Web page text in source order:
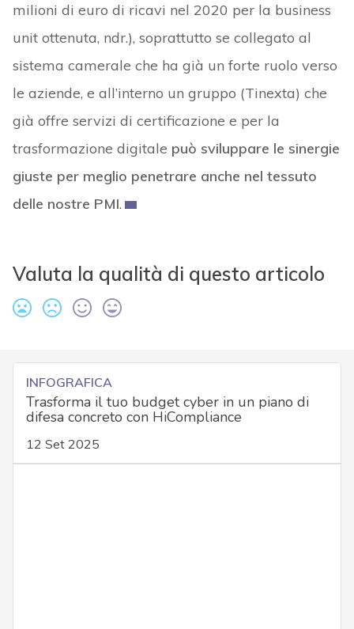
milioni di euro di ricavi nel 2020 per la business
unit ottenuta, ndr.), soprattutto se collegato al
sistema camerale che ha già un forte ruolo verso
le aziende, e all’interno un gruppo (Tinexta) che
già offre servizi di certificazione e per la
trasformazione digitale può sviluppare le sinergie
giuste per meglio penetrare anche nel tessuto
delle nostre PMI.
Valuta la qualità di questo articolo
INFOGRAFICA
Trasforma il tuo budget cyber in un piano di
difesa concreto con HiCompliance
12 Set 2025